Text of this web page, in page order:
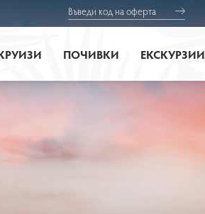
ПОЧИВКИ ЕКСКУРЗИИ